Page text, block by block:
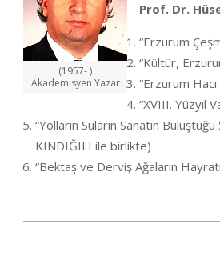
(1957- )
Akademisyen Yazar
Prof. Dr.
“Erzurum
“Kültür,
“Erzurum
“XVIII. Yüzyıl
“Yolların Suların Sanatın
KINDIĞILI ile birlikte)
“Bektaş ve Derviş Ağaların